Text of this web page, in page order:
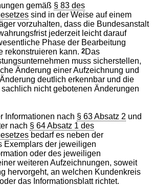
gemäß § 83 des
sind in der Weise auf einem
vorzuhalten, dass die Bundesanstalt
jederzeit leicht darauf
Phase der Bearbeitung
rekonstruieren kann.2Das
muss sicherstellen,
Änderung einer Aufzeichnung und
deutlich erkennbar und die
nicht gebotenen Änderungen
Informationen nach § 63 Absatz 2 und
nach § 64 Absatz 1 des
bedarf es neben der
Exemplars der jeweiligen
oder des jeweiligen
weiteren Aufzeichnungen, soweit
hervorgeht, an welchen Kundenkreis
das Informationsblatt richtet.